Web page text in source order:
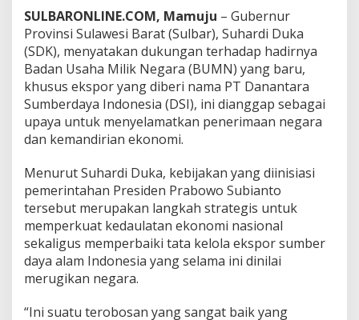
n
a
n
t
a
a
S
u
m
e
r
d
a
y
a
S
o
u
SULBARONLINE.COM, Mamuju – Gubernur
Provinsi Sulawesi Barat (Sulbar), Suhardi Duka
(SDK), menyatakan dukungan terhadap hadirnya
Badan Usaha Milik Negara (BUMN) yang baru,
khusus ekspor yang diberi nama PT Danantara
Sumberdaya Indonesia (DSI), ini dianggap sebagai
upaya untuk menyelamatkan penerimaan negara
dan kemandirian ekonomi.
Menurut Suhardi Duka, kebijakan yang diinisiasi
pemerintahan Presiden Prabowo Subianto
tersebut merupakan langkah strategis untuk
memperkuat kedaulatan ekonomi nasional
sekaligus memperbaiki tata kelola ekspor sumber
daya alam Indonesia yang selama ini dinilai
merugikan negara.
“Ini suatu terobosan yang sangat baik yang